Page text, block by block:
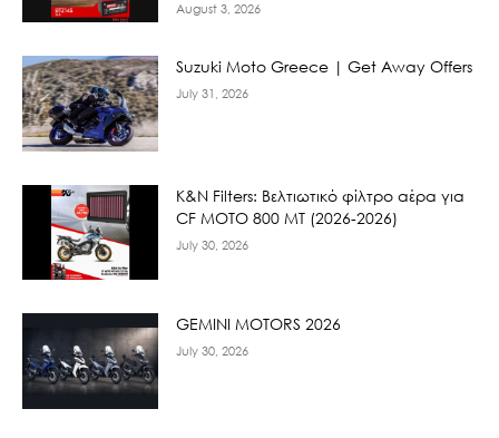
August 3, 2026
Suzuki Moto Greece | Get Away Offers
July 31, 2026
K&N Filters: Βελτιωτικό φίλτρο αέρα για
CF ΜΟΤΟ 800 ΜΤ (2026-2026)
July 30, 2026
GEMINI MOTORS 2026
July 30, 2026